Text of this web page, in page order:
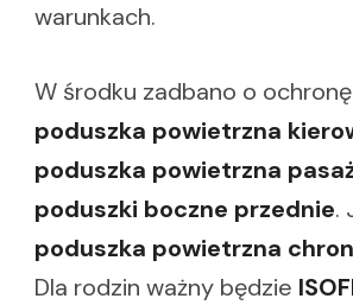
warunkach.
W środku zadbano o
poduszka powietrzna
poduszka powietrzna
poduszki boczne przednie.
poduszka powietrzna
Dla rodzin ważny będzie